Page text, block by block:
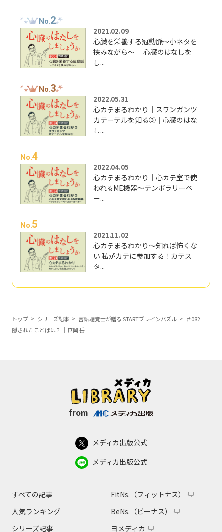
No.2
2021.02.09
心臓を栄養する冠動脈～小ネタを
挟みながら～ ｜心臓のはなしを
し...
No.3
2022.05.31
心カテまるわかり｜スワンガンツ
カテーテルを知る③｜心臓のはな
し...
No.4
2022.04.05
心カテまるわかり｜心カテ室で使
われるME機器～テンポラリーペ
ー...
No.5
2021.11.02
心カテまるわかり～知れば怖くな
い 私がカテに参加する！カテス
タ...
トップ シリーズ記事 言語聴覚士が贈る STARTブレインパズル
＃082｜
隠されたことばは？ ｜笹岡 岳
from
メディカ出版公式
メディカ出版公式
すべての記事
人気ランキング
シリーズ記事
FitNs.（フィットナス）
BeNs.（ビーナス）
ヨメディカ